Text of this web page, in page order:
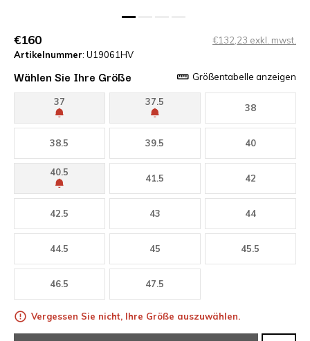
€160
€132,23 exkl. mwst.
Artikelnummer: U19061HV
Wählen Sie Ihre Größe Größentabelle anzeigen
37 37.5
38
38.5 39.5 40
40.5
41.5 42
42.5 43 44
44.5 45 45.5
46.5 47.5
Vergessen Sie nicht, Ihre Größe auszuwählen.